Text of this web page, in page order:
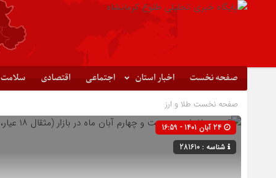
صفحه نخست اخبار استان اجتماعی اقتصادی سلامت
صفحه نخست طلا و ارز
شناسه : 281610